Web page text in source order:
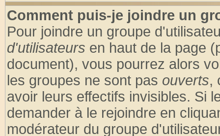
Comment puis-je joindre un
Pour joindre un groupe
d'utilisateurs en haut de la page
document), vous pourrez alors
les groupes ne sont pas ouverts,
avoir leurs effectifs invisibles. Si
demander à le rejoindre en
modérateur du groupe